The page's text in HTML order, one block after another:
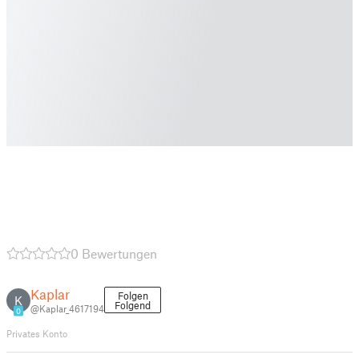
0 Bewertungen
K
0
Kaplar
@Kaplar_4617194
Folgen
Folgend
Privates Konto